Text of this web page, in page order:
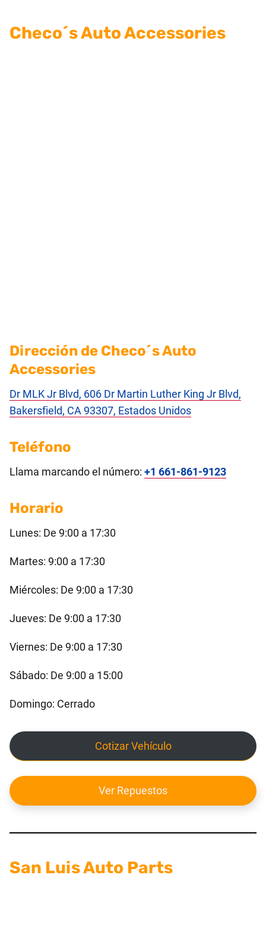
Checo´s Auto Accessories
Dirección de Checo´s Auto
Accessories
Dr MLK Jr Blvd, 606 Dr Martin Luther King Jr Blvd,
Bakersfield, CA 93307, Estados Unidos
Teléfono
Llama marcando el número: +1 661-861-9123
Horario
Lunes: De 9:00 a 17:30
Martes: 9:00 a 17:30
Miércoles: De 9:00 a 17:30
Jueves: De 9:00 a 17:30
Viernes: De 9:00 a 17:30
Sábado: De 9:00 a 15:00
Domingo: Cerrado
Cotizar Vehículo
Ver Repuestos
San Luis Auto Parts